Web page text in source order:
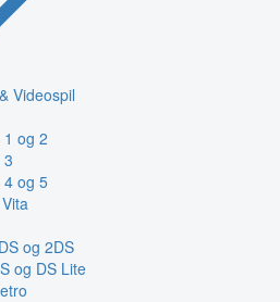
Videospil
1 og 2
3
4 og 5
og 2DS
og DS Lite